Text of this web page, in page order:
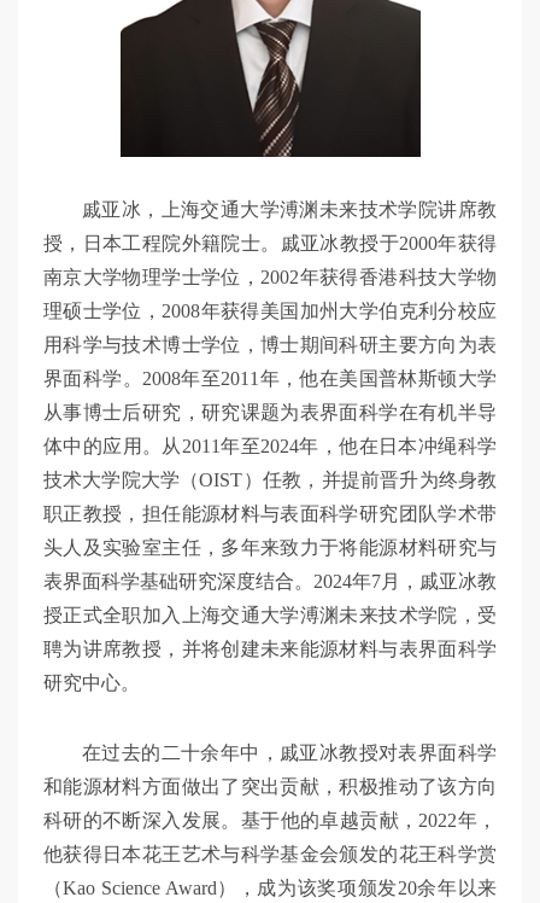
戚亚冰，上海交通大学溥渊未来技术学院讲席教
授，日本工程院外籍院士。戚亚冰教授于2000年获得
南京大学物理学士学位，2002年获得香港科技大学物
理硕士学位，2008年获得美国加州大学伯克利分校应
用科学与技术博士学位，博士期间科研主要方向为表
界面科学。2008年至2011年，他在美国普林斯顿大学
从事博士后研究，研究课题为表界面科学在有机半导
体中的应用。从2011年至2024年，他在日本冲绳科学
技术大学院大学（OIST）任教，并提前晋升为终身教
职正教授，担任能源材料与表面科学研究团队学术带
头人及实验室主任，多年来致力于将能源材料研究与
表界面科学基础研究深度结合。2024年7月，戚亚冰教
授正式全职加入上海交通大学溥渊未来技术学院，受
聘为讲席教授，并将创建未来能源材料与表界面科学
研究中心。
在过去的二十余年中，戚亚冰教授对表界面科学
和能源材料方面做出了突出贡献，积极推动了该方向
科研的不断深入发展。基于他的卓越贡献，2022年，
他获得日本花王艺术与科学基金会颁发的花王科学赏
（Kao Science Award），成为该奖项颁发20余年以来